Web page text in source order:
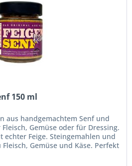
150 ml
aus handgemachtem Senf und
Gemüse oder für Dressing.
echter Feige. Steingemahlen und
Gemüse und Käse. Perfekt